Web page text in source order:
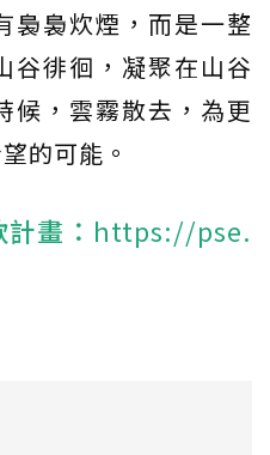
裊裊炊煙，而是一整
谷徘徊，凝聚在山谷
候，雲霧散去，為更
的可能。
畫： https://pse.